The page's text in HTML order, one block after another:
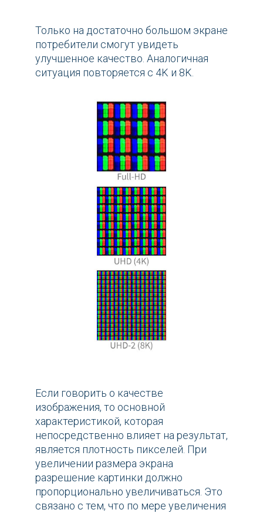
Только на достаточно большом экране
потребители смогут увидеть
улучшенное качество. Аналогичная
ситуация повторяется с 4K и 8K.
Если говорить о качестве
изображения, то основной
характеристикой, которая
непосредственно влияет на результат,
является плотность пикселей. При
увеличении размера экрана
разрешение картинки должно
пропорционально увеличиваться. Это
связано с тем, что по мере увеличения